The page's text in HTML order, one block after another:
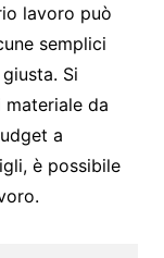
lavoro può
semplici
Si
da
a
è possibile